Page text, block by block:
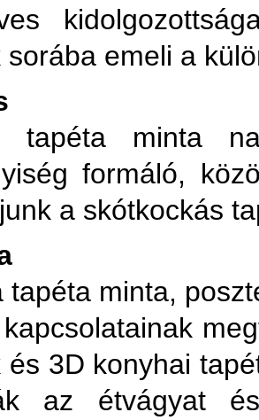
sorába emeli a
tapéta minta
formáló,
a skótkockás
tapéta minta,
és 3D konyhai
az étvágyat